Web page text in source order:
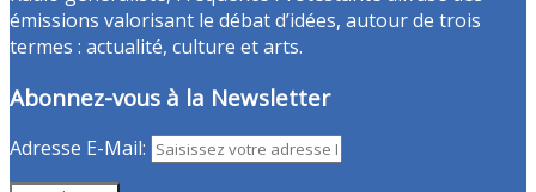
émissions valorisant le débat d’idées, autour de trois
termes : actualité, culture et arts.
Abonnez-vous à la Newsletter
Adresse E-Mail: